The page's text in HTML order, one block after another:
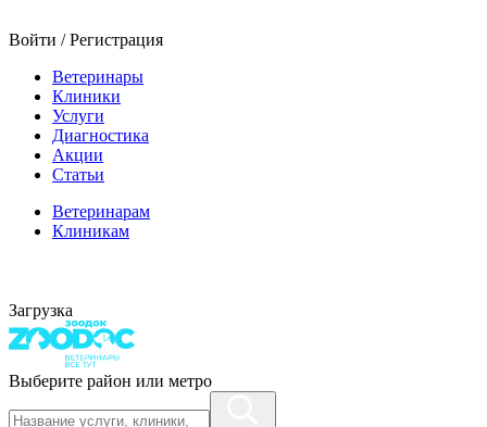
Войти / Регистрация
Ветеринары
Клиники
Услуги
Диагностика
Акции
Статьи
Ветеринарам
Клиникам
Загрузка
Выберите район или метро